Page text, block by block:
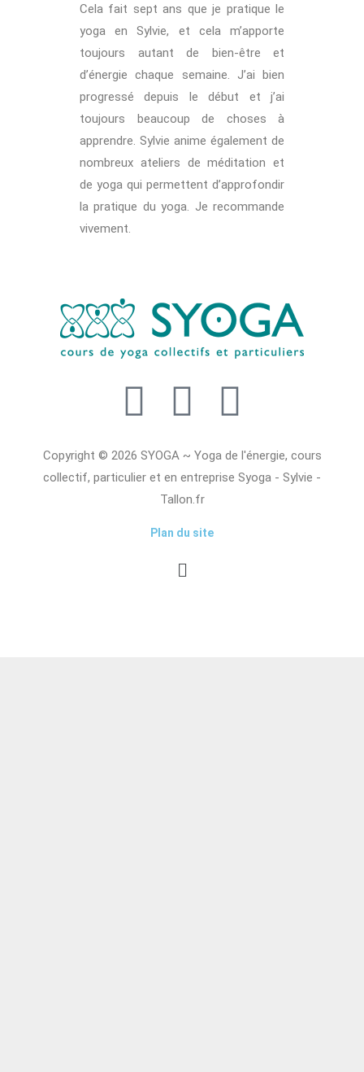
Cela fait sept ans que je pratique le
yoga en Sylvie, et cela m’apporte
toujours autant de bien-être et
d’énergie chaque semaine. J’ai bien
progressé depuis le début et j’ai
toujours beaucoup de choses à
apprendre. Sylvie anime également de
nombreux ateliers de méditation et
de yoga qui permettent d’approfondir
la pratique du yoga. Je recommande
vivement.
Copyright © 2026 SYOGA ~ Yoga de l'énergie, cours
collectif, particulier et en entreprise Syoga - Sylvie -
Tallon.fr
Plan du site